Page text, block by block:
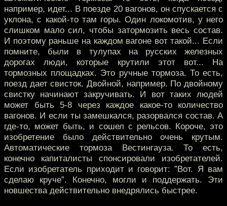
например, идет... В поезде 20 вагонов, он спускается с
уклона, с какой-то там горы. Один локомотив, у него
слишком мало сил, чтобы затормозить весь состав.
И поэтому раньше на каждом вагоне вот такой... Если
помните, были в тулупах на русских железных
дорогах люди, которые крутили этот вот... На
тормозных площадках. Это ручные тормоза. То есть,
поезд дает свисток. Двойной, например. По двойному
свистку начинают закручивать. И вот таких людей
может быть 5-8 через каждое какое-то количество
вагонов. И если ты замешкался, разорвался состав. А
где-то, может быть, и сошел с рельсов. Короче, это
изобретение было действительно очень крутым.
Автоматические тормоза Вестингауза. То есть,
конечно капиталисты спонсировали изобретателей.
Если изобретатель приходит и говорит: ”Вот. Я вам
сделаю круче”. Конечно, могли и поддержать. Эти
новшества действительно внедрялись быстрее.